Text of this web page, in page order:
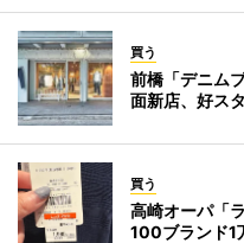
買う
前橋「デニム
面新店、好ス
買う
高崎オーパ「
100ブランド1